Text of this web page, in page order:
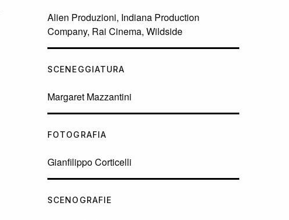
Alien Produzioni, Indiana Production
Company, Rai Cinema, Wildside
SCENEGGIATURA
Margaret Mazzantini
FOTOGRAFIA
Gianfilippo Corticelli
SCENOGRAFIE